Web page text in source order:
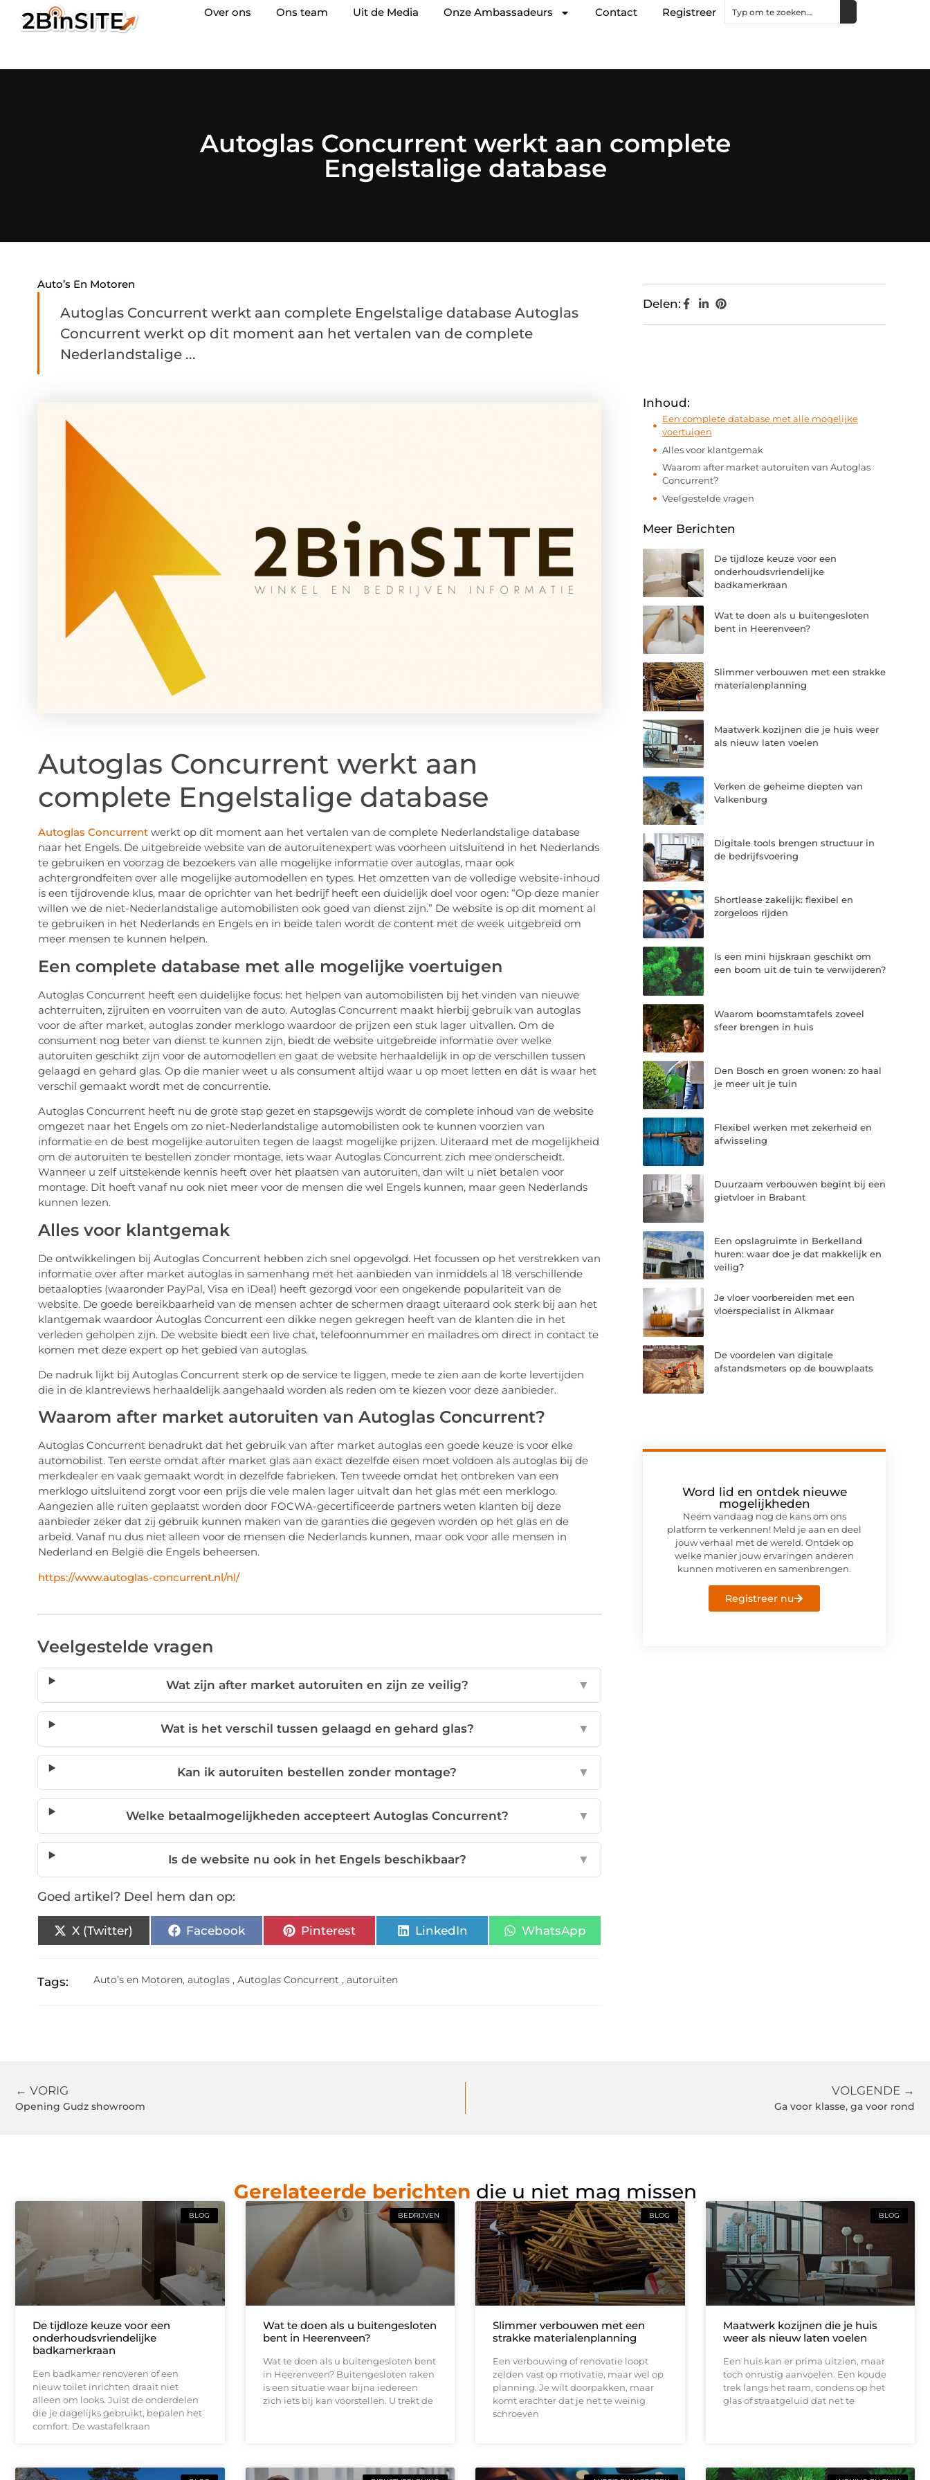
Over ons Ons team Uit de Media Onze Ambassadeurs Contact Registreer
Autoglas Concurrent werkt aan complete
Engelstalige database
Auto’s En Motoren
Autoglas Concurrent werkt aan complete Engelstalige database Autoglas
Concurrent werkt op dit moment aan het vertalen van de complete
Nederlandstalige ...
Autoglas Concurrent werkt aan
complete Engelstalige database
Autoglas Concurrentwerkt op dit moment aan het vertalen van de complete Nederlandstalige database
naar het Engels. De uitgebreide website van de autoruitenexpert was voorheen uitsluitend in het Nederlands
te gebruiken en voorzag de bezoekers van alle mogelijke informatie over autoglas, maar ook
achtergrondfeiten over alle mogelijke automodellen en types. Het omzetten van de volledige website-inhoud
is een tijdrovende klus, maar de oprichter van het bedrijf heeft een duidelijk doel voor ogen: “Op deze manier
willen we de niet-Nederlandstalige automobilisten ook goed van dienst zijn.” De website is op dit moment al
te gebruiken in het Nederlands en Engels en in beide talen wordt de content met de week uitgebreid om
meer mensen te kunnen helpen.
Een complete database met alle mogelijke voertuigen
Autoglas Concurrent heeft een duidelijke focus: het helpen van automobilisten bij het vinden van nieuwe
achterruiten, zijruiten en voorruiten van de auto. Autoglas Concurrent maakt hierbij gebruik van autoglas
voor de after market, autoglas zonder merklogo waardoor de prijzen een stuk lager uitvallen. Om de
consument nog beter van dienst te kunnen zijn, biedt de website uitgebreide informatie over welke
autoruiten geschikt zijn voor de automodellen en gaat de website herhaaldelijk in op de verschillen tussen
gelaagd en gehard glas. Op die manier weet u als consument altijd waar u op moet letten en dát is waar het
verschil gemaakt wordt met de concurrentie.
Autoglas Concurrent heeft nu de grote stap gezet en stapsgewijs wordt de complete inhoud van de website
omgezet naar het Engels om zo niet-Nederlandstalige automobilisten ook te kunnen voorzien van
informatie en de best mogelijke autoruiten tegen de laagst mogelijke prijzen. Uiteraard met de mogelijkheid
om de autoruiten te bestellen zonder montage, iets waar Autoglas Concurrent zich mee onderscheidt.
Wanneer u zelf uitstekende kennis heeft over het plaatsen van autoruiten, dan wilt u niet betalen voor
montage. Dit hoeft vanaf nu ook niet meer voor de mensen die wel Engels kunnen, maar geen Nederlands
kunnen lezen.
Alles voor klantgemak
De ontwikkelingen bij Autoglas Concurrent hebben zich snel opgevolgd. Het focussen op het verstrekken van
informatie over after market autoglas in samenhang met het aanbieden van inmiddels al 18 verschillende
betaalopties (waaronder PayPal, Visa en iDeal) heeft gezorgd voor een ongekende populariteit van de
website. De goede bereikbaarheid van de mensen achter de schermen draagt uiteraard ook sterk bij aan het
klantgemak waardoor Autoglas Concurrent een dikke negen gekregen heeft van de klanten die in het
verleden geholpen zijn. De website biedt een live chat, telefoonnummer en mailadres om direct in contact te
komen met deze expert op het gebied van autoglas.
De nadruk lijkt bij Autoglas Concurrent sterk op de service te liggen, mede te zien aan de korte levertijden
die in de klantreviews herhaaldelijk aangehaald worden als reden om te kiezen voor deze aanbieder.
Waarom after market autoruiten van Autoglas Concurrent?
Autoglas Concurrent benadrukt dat het gebruik van after market autoglas een goede keuze is voor elke
automobilist. Ten eerste omdat after market glas aan exact dezelfde eisen moet voldoen als autoglas bij de
merkdealer en vaak gemaakt wordt in dezelfde fabrieken. Ten tweede omdat het ontbreken van een
merklogo uitsluitend zorgt voor een prijs die vele malen lager uitvalt dan het glas mét een merklogo.
Aangezien alle ruiten geplaatst worden door FOCWA-gecertificeerde partners weten klanten bij deze
aanbieder zeker dat zij gebruik kunnen maken van de garanties die gegeven worden op het glas en de
arbeid. Vanaf nu dus niet alleen voor de mensen die Nederlands kunnen, maar ook voor alle mensen in
Nederland en België die Engels beheersen.
https://www.autoglas-concurrent.nl/nl/
Veelgestelde vragen
Wat zijn after market autoruiten en zijn ze veilig? ▼
Wat is het verschil tussen gelaagd en gehard glas? ▼
Kan ik autoruiten bestellen zonder montage? ▼
Welke betaalmogelijkheden accepteert Autoglas Concurrent? ▼
Is de website nu ook in het Engels beschikbaar? ▼
Goed artikel? Deel hem dan op:
X (Twitter) Facebook Pinterest LinkedIn WhatsApp
Tags: Auto’s en Motoren,autoglas ,Autoglas Concurrent ,autoruiten
Delen:
Inhoud:
Een complete database met alle mogelijke
voertuigen
Alles voor klantgemak
Waarom after market autoruiten van Autoglas
Concurrent?
Veelgestelde vragen
Meer Berichten
De tijdloze keuze voor een
onderhoudsvriendelijke
badkamerkraan
Wat te doen als u buitengesloten
bent in Heerenveen?
Slimmer verbouwen met een strakke
materialenplanning
Maatwerk kozijnen die je huis weer
als nieuw laten voelen
Verken de geheime diepten van
Valkenburg
Digitale tools brengen structuur in
de bedrijfsvoering
Shortlease zakelijk: flexibel en
zorgeloos rijden
Is een mini hijskraan geschikt om
een boom uit de tuin te verwijderen?
Waarom boomstamtafels zoveel
sfeer brengen in huis
Den Bosch en groen wonen: zo haal
je meer uit je tuin
Flexibel werken met zekerheid en
afwisseling
Duurzaam verbouwen begint bij een
gietvloer in Brabant
Een opslagruimte in Berkelland
huren: waar doe je dat makkelijk en
veilig?
Je vloer voorbereiden met een
vloerspecialist in Alkmaar
De voordelen van digitale
afstandsmeters op de bouwplaats
Word lid en ontdek nieuwe
mogelijkheden
Neem vandaag nog de kans om ons
platform te verkennen! Meld je aan en deel
jouw verhaal met de wereld. Ontdek op
welke manier jouw ervaringen anderen
kunnen motiveren en samenbrengen.
Registreer nu
← VORIG
Opening Gudz showroom
VOLGENDE →
Ga voor klasse, ga voor rond
Gerelateerde berichten die u niet mag missen
BLOG
De tijdloze keuze voor een
onderhoudsvriendelijke
badkamerkraan
Een badkamer renoveren of een
nieuw toilet inrichten draait niet
alleen om looks. Juist de onderdelen
die je dagelijks gebruikt, bepalen het
comfort. De wastafelkraan
BEDRIJVEN
Wat te doen als u buitengesloten
bent in Heerenveen?
Wat te doen als u buitengesloten bent
in Heerenveen? Buitengesloten raken
is een situatie waar bijna iedereen
zich iets bij kan voorstellen. U trekt de
BLOG
Slimmer verbouwen met een
strakke materialenplanning
Een verbouwing of renovatie loopt
zelden vast op motivatie, maar wel op
planning. Je wilt doorpakken, maar
komt erachter dat je net te weinig
schroeven
BLOG
Maatwerk kozijnen die je huis
weer als nieuw laten voelen
Een huis kan er prima uitzien, maar
toch onrustig aanvoelen. Een koude
trek langs het raam, condens op het
glas of straatgeluid dat net te